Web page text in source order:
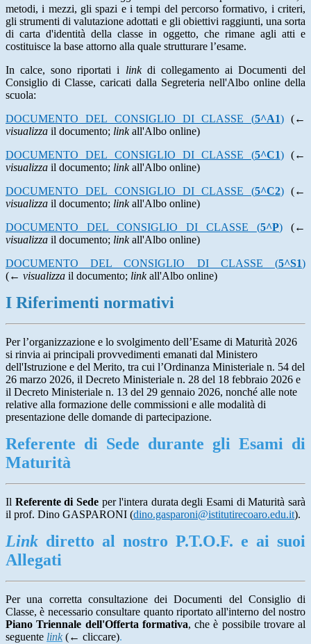
metodi, i mezzi, gli spazi e i tempi del percorso formativo, i criteri,
gli strumenti di valutazione adottati e gli obiettivi raggiunti, una sorta
di carta d'identità della classe in oggetto, che rimane agli atti e
costituisce la base attorno alla quale strutturare l’esame.
In calce, sono riportati i linkdi collegamento ai Documenti del
Consiglio di Classe, caricati dalla Segreteria nell'Albo online della
scuola:
DOCUMENTO DEL CONSIGLIO DI CLASSE (5^A1)(←
visualizza il documento; linkall'Albo online)
DOCUMENTO DEL CONSIGLIO DI CLASSE (5^C1)(←
visualizza il documento; linkall'Albo online)
DOCUMENTO DEL CONSIGLIO DI CLASSE (5^C2)(←
visualizza il documento; linkall'Albo online)
DOCUMENTO DEL CONSIGLIO DI CLASSE (5^P) (←
visualizza il documento; linkall'Albo online)
DOCUMENTO DEL CONSIGLIO DI CLASSE (5^S1)
(← visualizza il documento; linkall'Albo online)
I Riferimenti normativi
Per l’organizzazione e lo svolgimento dell’Esame di Maturità 2026
si rinvia ai principali provvedimenti emanati dal Ministero
dell'Istruzione e del Merito, tra cui l’Ordinanza Ministeriale n. 54 del
26 marzo 2026, il Decreto Ministeriale n. 28 del 18 febbraio 2026 e
il Decreto Ministeriale n. 13 del 29 gennaio 2026, nonché alle note
relative alla formazione delle commissioni e alle modalità di
presentazione delle domande di partecipazione.
Referente di Sede durante gli Esami di
Maturità
Il Referente di Sede per l'intera durata degli Esami di Maturità sarà
il prof. Dino GASPARONI (dino.gasparoni@istitutirecoaro.edu.it).
Link diretto al nostro P.T.O.F. e ai suoi
Allegati
Per una corretta consultazione dei Documenti del Consiglio di
Classe, è necessario consultare quanto riportato all'interno del nostro
Piano Triennale dell'Offerta formativa, che è possibile trovare al
seguente link (← cliccare).